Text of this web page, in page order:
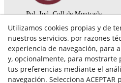
Pol. Ind. Coll de Montcada
08110 Montcada i Reixac
935 829 999
engrunes@engrunes.org
Utilizamos cookies propias y de
nuestros servicios, por razones
experiencia de navegación, para
y, opcionalmente, para
tus preferencias mediante el
navegación. Selecciona